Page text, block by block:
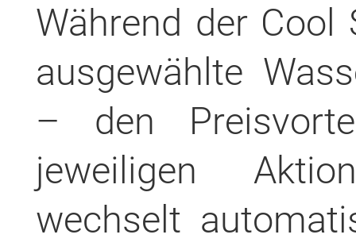
Während der Cool
ausgewählte
– den
jeweiligen
wechselt